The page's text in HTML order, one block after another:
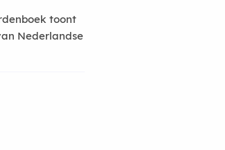
toont
Nederlandse